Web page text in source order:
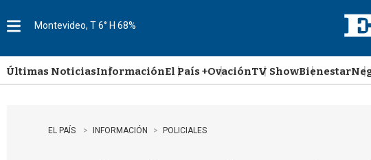
u
Montevideo, T 6° H 68%
Últimas NoticiasInformaciónEl País +OvaciónTV ShowBienestar
EL PAÍS INFORMACIÓN POLICIALES